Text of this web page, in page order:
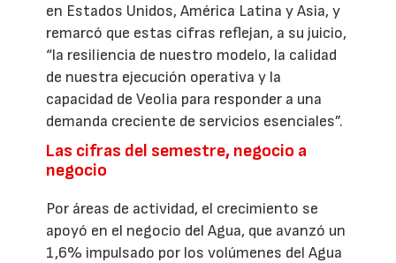
en Estados Unidos, América Latina y Asia, y
remarcó que estas cifras reflejan, a su juicio,
“la resiliencia de nuestro modelo, la calidad
de nuestra ejecución operativa y la
capacidad de Veolia para responder a una
demanda creciente de servicios esenciales”.
Las cifras del semestre, negocio a
negocio
Por áreas de actividad, el crecimiento se
apoyó en el negocio del Agua, que avanzó un
1,6% impulsado por los volúmenes del Agua